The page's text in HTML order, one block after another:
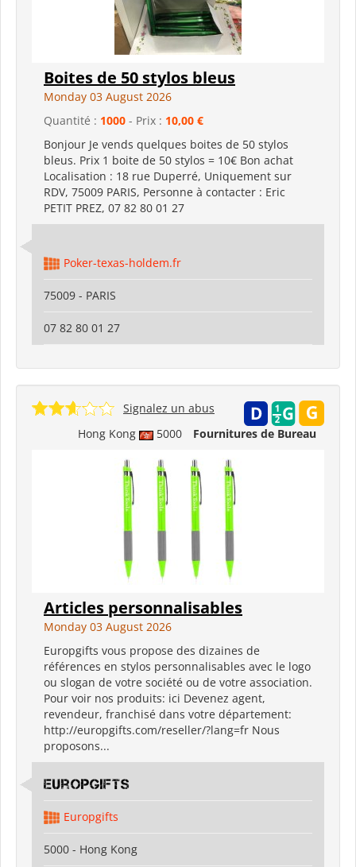
Boites de 50 stylos bleus
Monday 03 August 2026
Quantité : 1000 - Prix : 10,00 €
Bonjour Je vends quelques boites de 50 stylos
bleus. Prix 1 boite de 50 stylos = 10€ Bon achat
Localisation : 18 rue Duperré, Uniquement sur
RDV, 75009 PARIS, Personne à contacter : Eric
PETIT PREZ, 07 82 80 01 27
Poker-texas-holdem.fr
75009 - PARIS
07 82 80 01 27
Hong Kong 5000 Fournitures de Bureau
Signalez un abus
Articles personnalisables
Monday 03 August 2026
Europgifts vous propose des dizaines de
références en stylos personnalisables avec le logo
ou slogan de votre société ou de votre association.
Pour voir nos produits: ici Devenez agent,
revendeur, franchisé dans votre département:
http://europgifts.com/reseller/?lang=fr Nous
proposons...
Europgifts
Europgifts
5000 - Hong Kong